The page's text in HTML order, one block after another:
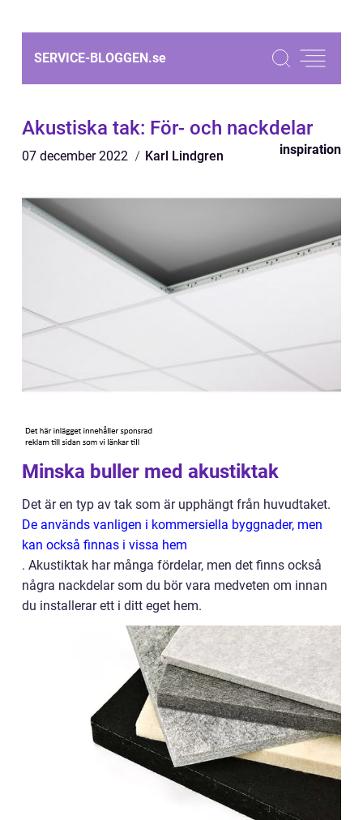
SERVICE-BLOGGEN.se
Akustiska tak: För- och nackdelar
07 december 2022 Karl Lindgren inspiration
Minska buller med akustiktak
Det är en typ av tak som är upphängt från huvudtaket.
De används vanligen i kommersiella byggnader, men
kan också finnas i vissa hem
. Akustiktak har många fördelar, men det finns också
några nackdelar som du bör vara medveten om innan
du installerar ett i ditt eget hem.